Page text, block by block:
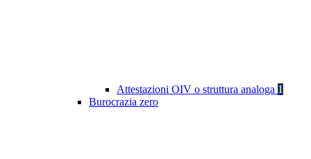
Attestazioni OIV o struttura analoga 1
Burocrazia zero